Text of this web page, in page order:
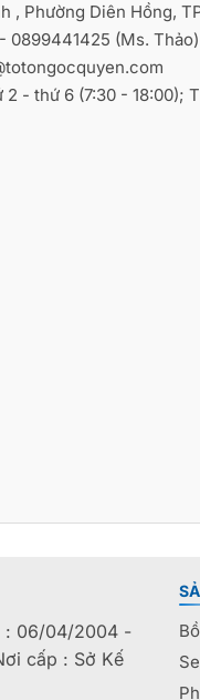
, Phường Diên Hồng,
- 0899441425 (Ms. Thảo)
2 - thứ 6 (7:30 - 18:00);
: 06/04/2004 -
cấp : Sở Kế